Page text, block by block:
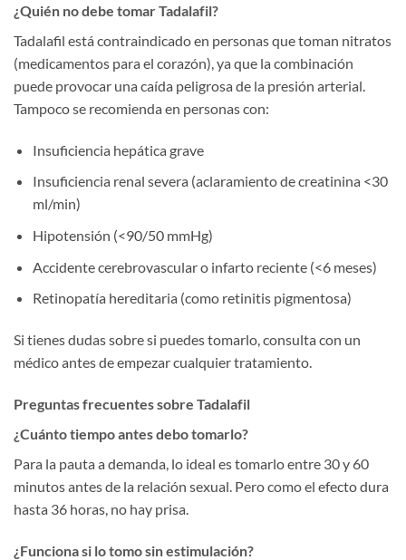
¿Quién no debe tomar Tadalafil?
Tadalafil está contraindicado en personas que toman nitratos
(medicamentos para el corazón), ya que la combinación
puede provocar una caída peligrosa de la presión arterial.
Tampoco se recomienda en personas con:
Insuficiencia hepática grave
Insuficiencia renal severa (aclaramiento de creatinina <30
ml/min)
Hipotensión (<90/50 mmHg)
Accidente cerebrovascular o infarto reciente (<6 meses)
Retinopatía hereditaria (como retinitis pigmentosa)
Si tienes dudas sobre si puedes tomarlo, consulta con un
médico antes de empezar cualquier tratamiento.
Preguntas frecuentes sobre Tadalafil
¿Cuánto tiempo antes debo tomarlo?
Para la pauta a demanda, lo ideal es tomarlo entre 30 y 60
minutos antes de la relación sexual. Pero como el efecto dura
hasta 36 horas, no hay prisa.
¿Funciona si lo tomo sin estimulación?